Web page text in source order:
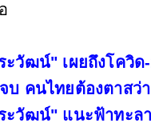
ะวัฒน์" เผยถึงโควิด
บ คนไทยต้องตาสว่
ะวัฒน์" แนะฟ้าทะล